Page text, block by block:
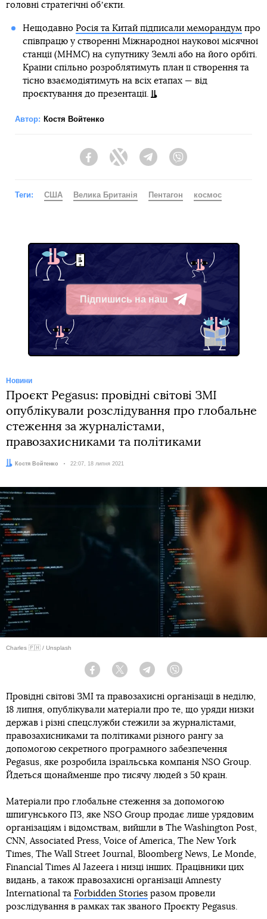
головні стратегічні обʼєкти.
Нещодавно Росія та Китай підписали меморандумпро
співпрацю у створенні Міжнародної наукової місячної
станції (МНМС) на супутнику Землі або на його орбіті.
Країни спільно розроблятимуть план її створення та
тісно взаємодіятимуть на всіх етапах — від
проєктування до презентації.
Автор: Костя Войтенко
FacebookTwitter Telegram
Теги: США Велика Британія Пентагон космос
Підпишись на наш
Telegram
Новини
Проєкт Pegasus: провідні світові ЗМІ
опублікували розслідування про глобальне
стеження за журналістами,
правозахисниками та політиками
Автор:Костя Войтенко Дата:
22:07, 18 липня 2021
Charles 🇵🇭 / Unsplash
Facebook Twitter Telegram
Провідні світові ЗМІ та правозахисні організації в неділю,
18 липня, опублікували матеріали про те, що уряди низки
держав і різні спецслужби стежили за журналістами,
правозахисниками та політиками різного рангу за
допомогою секретного програмного забезпечення
Pegasus, яке розробила ізраїльська компанія NSO Group.
Йдеться щонайменше про тисячу людей з 50 країн.
Матеріали про глобальне стеження за допомогою
шпигунського ПЗ, яке NSO Group продає лише урядовим
організаціям і відомствам, вийшли в The Washington Post,
CNN, Associated Press, Voice of America, The New York
Times, The Wall Street Journal, Bloomberg News, Le Monde,
Financial Times Al Jazeera і низці інших. Працівники цих
видань, а також правозахисні організації Amnesty
International та Forbidden Stories разом провели
розслідування в рамках так званого Проєкту Pegasus.